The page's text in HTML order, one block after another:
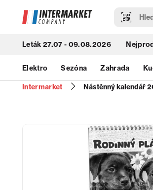
Leták 27.07 - 09.08.2026
Elektro Sezóna Zahrada
Intermarket Nástěnný kalendář